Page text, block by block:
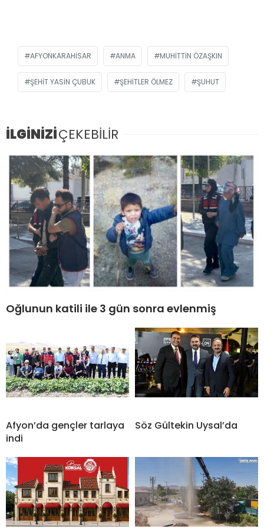
AFYONKARAHISAR ANMA MUHITTIN ÖZAŞKIN
ŞEHIT YASIN ÇUBUK ŞEHITLER ÖLMEZ ŞUHUT
İLGİNİZİÇEKEBİLİR
Oğlunun katili ile 3 gün sonra evlenmiş
Afyon’da gençler tarlaya
indi
Söz Gültekin Uysal’da